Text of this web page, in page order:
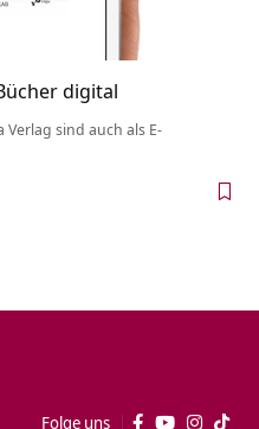
digital
Verlag sind auch als E-
Folge uns